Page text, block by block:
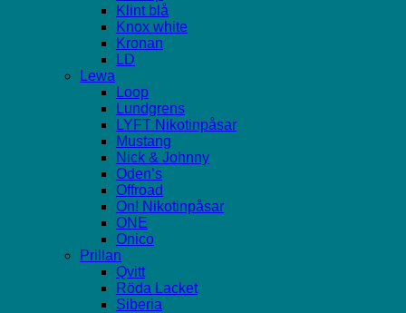
Klint blå
Knox white
Kronan
LD
Lewa
Loop
Lundgrens
LYFT Nikotinpåsar
Mustang
Nick & Johnny
Oden’s
Offroad
On! Nikotinpåsar
ONE
Onico
Prillan
Qvitt
Röda Lacket
Siberia